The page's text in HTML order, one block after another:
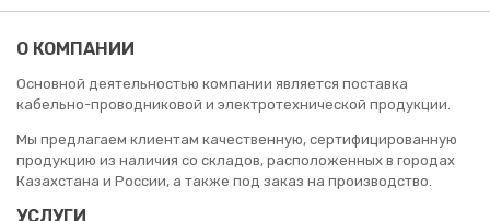
О КОМПАНИИ
Основной деятельностью компании является поставка
кабельно-проводниковой и электротехнической продукции.
Мы предлагаем клиентам качественную, сертифицированную
продукцию из наличия со складов, расположенных в городах
Казахстана и России, а также под заказ на производство.
УСЛУГИ